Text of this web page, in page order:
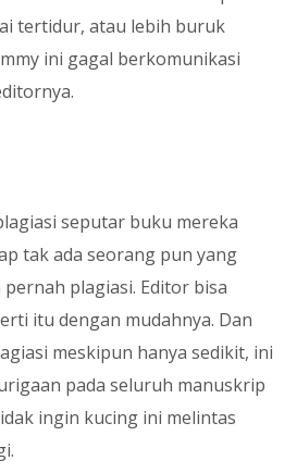
tertidur, atau lebih buruk
ini gagal berkomunikasi
seputar buku mereka
tak ada seorang pun yang
pernah plagiasi. Editor bisa
itu dengan mudahnya. Dan
meskipun hanya sedikit, ini
pada seluruh manuskrip
ingin kucing ini melintas